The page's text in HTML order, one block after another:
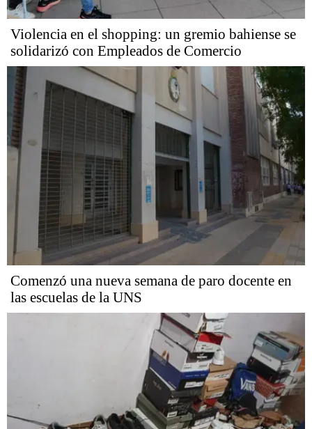
Violencia en el shopping: un gremio bahiense se
solidarizó con Empleados de Comercio
Comenzó una nueva semana de paro docente en
las escuelas de la UNS